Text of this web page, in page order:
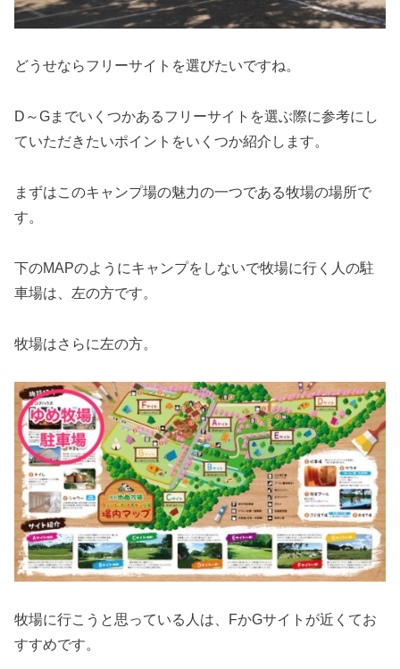
どうせならフリーサイトを選びたいですね。
D～Gまでいくつかあるフリーサイトを選ぶ際に参考にし
ていただきたいポイントをいくつか紹介します。
まずはこのキャンプ場の魅力の一つである牧場の場所で
す。
下のMAPのようにキャンプをしないで牧場に行く人の駐
車場は、左の方です。
牧場はさらに左の方。
牧場に行こうと思っている人は、FかGサイトが近くてお
すすめです。